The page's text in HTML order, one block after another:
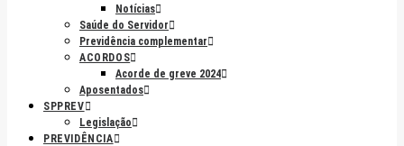
Notícias
Saúde do Servidor
Previdência complementar
ACORDOS
Acorde de greve 2024
Aposentados
SPPREV
Legislação
PREVIDÊNCIA